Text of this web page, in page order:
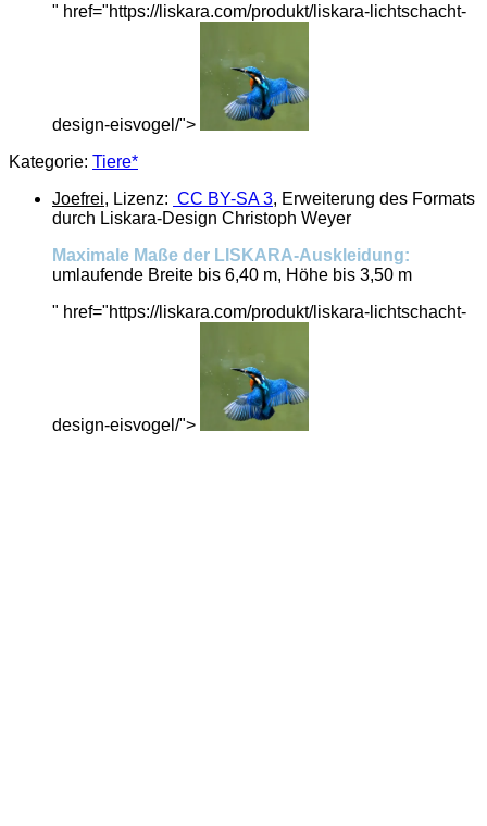
" href="https://liskara.com/produkt/liskara-lichtschacht-
design-eisvogel/">
Kategorie: Tiere*
Joefrei, Lizenz: CC BY-SA 3, Erweiterung des Formats
durch Liskara-Design Christoph Weyer
Maximale Maße der LISKARA-Auskleidung:
umlaufende Breite bis 6,40 m, Höhe bis 3,50 m
" href="https://liskara.com/produkt/liskara-lichtschacht-
design-eisvogel/">